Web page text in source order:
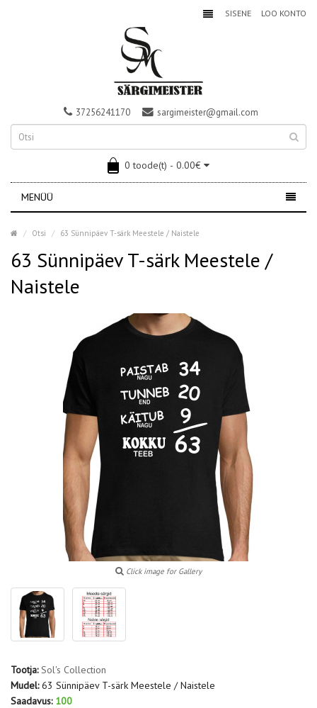
SISENE LOO KONTO
37256241170 sargimeister@gmail.com
0 toode(t) - 0.00€
MENÜÜ
Otsi 63 Sünnipäev T-särk Meestele / Naistele
63 Sünnipäev T-särk Meestele /
Naistele
Click image for Gallery
Tootja: Sol's Collection
Mudel: 63 Sünnipäev T-särk Meestele / Naistele
Saadavus: 100